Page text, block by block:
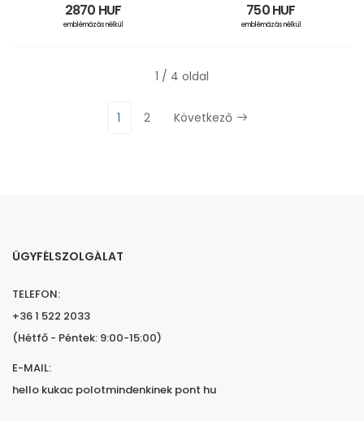
2870 HUF
emblémázás nélkül
750 HUF
emblémázás nélkül
1 / 4 oldal
1 2 Következő
ÜGYFÉLSZOLGÁLAT
TELEFON:
+36 1 522 2033
(Hétfő - Péntek: 9:00-15:00)
E-MAIL:
hello kukac polotmindenkinek pont hu